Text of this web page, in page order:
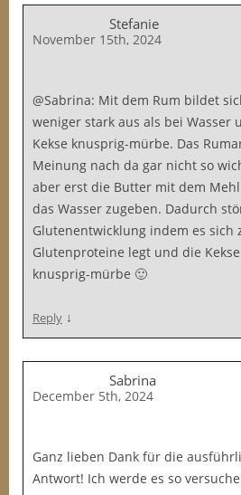
Stefanie
November 15th, 2024
@Sabrina: Mit dem Rum bildet
weniger stark aus als bei Wasser
Kekse knusprig-mürbe. Das
Meinung nach da gar nicht so
aber erst die Butter mit dem
das Wasser zugeben. Dadurch
Glutenentwicklung indem es sich
Glutenproteine legt und die
knusprig-mürbe 🙂
Reply ↓
Sabrina
December 5th, 2024
Ganz lieben Dank für die
Antwort! Ich werde es so